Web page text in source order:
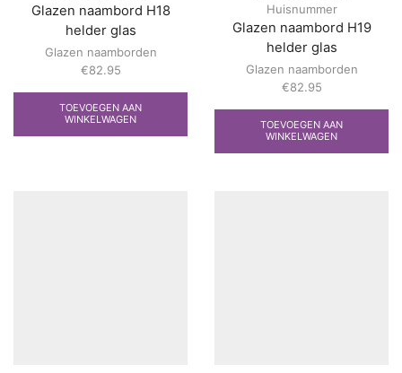
Glazen naambord H18
helder glas
Glazen naamborden
€82.95
TOEVOEGEN AAN
WINKELWAGEN
Huisnummer
Glazen naambord H19
helder glas
Glazen naamborden
€82.95
TOEVOEGEN AAN
WINKELWAGEN